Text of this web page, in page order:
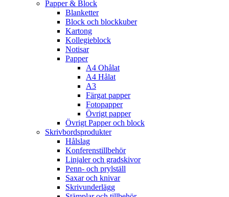
Papper & Block
Blanketter
Block och blockkuber
Kartong
Kollegieblock
Notisar
Papper
A4 Ohålat
A4 Hålat
A3
Färgat papper
Fotopapper
Övrigt papper
Övrigt Papper och block
Skrivbordsprodukter
Hålslag
Konferenstillbehör
Linjaler och gradskivor
Penn- och prylställ
Saxar och knivar
Skrivunderlägg